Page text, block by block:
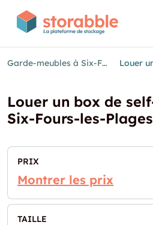
Garde-meubles à Six-Fours-les-Plages
Louer un box de
Six-Fours-les-Plages
PRIX
Montrer les prix
TAILLE